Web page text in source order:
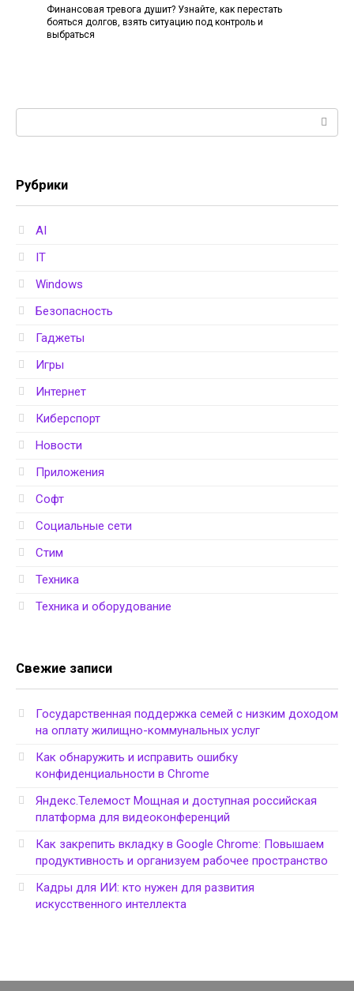
Финансовая тревога душит? Узнайте, как перестать
бояться долгов, взять ситуацию под контроль и
выбраться
Рубрики
AI
IT
Windows
Безопасность
Гаджеты
Игры
Интернет
Киберспорт
Новости
Приложения
Софт
Социальные сети
Стим
Техника
Техника и оборудование
Свежие записи
Государственная поддержка семей с низким доходом
на оплату жилищно-коммунальных услуг
Как обнаружить и исправить ошибку
конфиденциальности в Chrome
Яндекс.Телемост Мощная и доступная российская
платформа для видеоконференций
Как закрепить вкладку в Google Chrome: Повышаем
продуктивность и организуем рабочее пространство
Кадры для ИИ: кто нужен для развития
искусственного интеллекта